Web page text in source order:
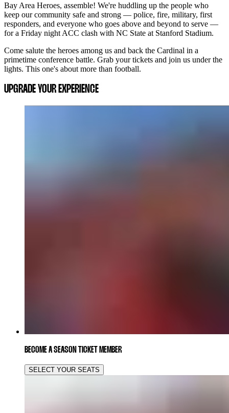
Bay Area Heroes, assemble! We're huddling up the people who
keep our community safe and strong — police, fire, military, first
responders, and everyone who goes above and beyond to serve —
for a Friday night ACC clash with NC State at Stanford Stadium.
Come salute the heroes among us and back the Cardinal in a
primetime conference battle. Grab your tickets and join us under the
lights. This one's about more than football.
UPGRADE YOUR EXPERIENCE
BECOME A SEASON TICKET MEMBER
SELECT YOUR SEATS